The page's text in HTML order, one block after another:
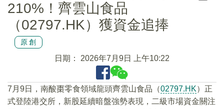
210%！齊雲山食品
（02797.HK）獲資金追捧
原創
日期： 2026年7月9日 上午10:22
7月9日，南酸棗零食領域龍頭齊雲山食品（02797.HK）正
式登陸港交所，新股延續暗盤強勢表現，二級市場資金關注